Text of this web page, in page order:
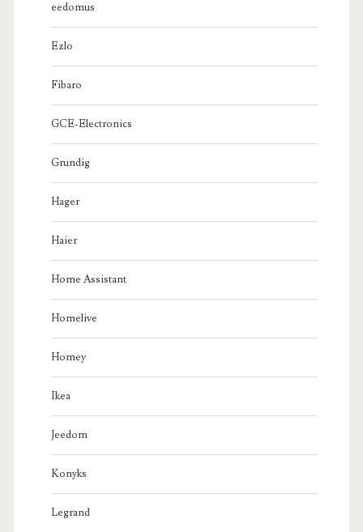
eedomus
Ezlo
Fibaro
GCE-Electronics
Grundig
Hager
Haier
Home Assistant
Homelive
Homey
Ikea
Jeedom
Konyks
Legrand